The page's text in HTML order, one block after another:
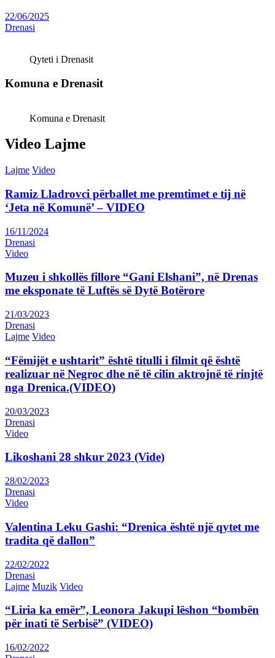
22/06/2025
Drenasi
Qyteti i Drenasit
Komuna e Drenasit
Komuna e Drenasit
Video Lajme
Lajme Video
Ramiz Lladrovci përballet me premtimet e tij në
‘Jeta në Komunë’ – VIDEO
16/11/2024
Drenasi
Video
Muzeu i shkollës fillore “Gani Elshani”, në Drenas
me eksponate të Luftës së Dytë Botërore
21/03/2023
Drenasi
Lajme Video
“Fëmijët e ushtarit” është titulli i filmit që është
realizuar në Negroc dhe në të cilin aktrojnë të rinjtë
nga Drenica.(VIDEO)
20/03/2023
Drenasi
Video
Likoshani 28 shkur 2023 (Vide)
28/02/2023
Drenasi
Video
Valentina Leku Gashi: “Drenica është një qytet me
tradita që dallon”
22/02/2022
Drenasi
Lajme Muzik Video
“Liria ka emër”, Leonora Jakupi lëshon “bombën
për inati të Serbisë” (VIDEO)
16/02/2022